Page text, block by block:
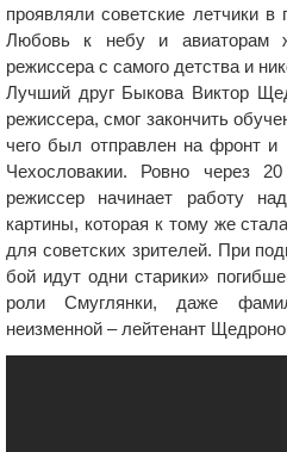
проявляли советские летчики
Любовь к небу и авиаторам
режиссера с самого детства и
Лучший друг Быкова Виктор
режиссера, смог закончить
чего был отправлен на фронт и
Чехословакии. Ровно через
режиссер начинает работу
картины, которая к тому же
для советских зрителей. При
бой идут одни старики»
роли Смуглянки, даже
неизменной – лейтенант